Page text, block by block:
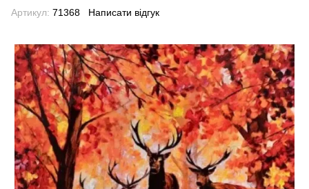
Артикул: 71368 Написати відгук